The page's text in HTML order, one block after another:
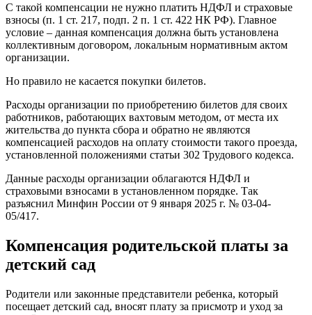
С такой компенсации не нужно платить НДФЛ и страховые
взносы (п. 1 ст. 217, подп. 2 п. 1 ст. 422 НК РФ). Главное
условие – данная компенсация должна быть установлена
коллективным договором, локальным нормативным актом
организации.
Но правило не касается покупки билетов.
Расходы организации по приобретению билетов для своих
работников, работающих вахтовым методом, от места их
жительства до пункта сбора и обратно не являются
компенсацией расходов на оплату стоимости такого проезда,
установленной положениями статьи 302 Трудового кодекса.
Данные расходы организации облагаются НДФЛ и
страховыми взносами в установленном порядке. Так
разъяснил Минфин России от 9 января 2025 г. № 03-04-
05/417.
Компенсация родительской платы за
детский сад
Родители или законные представители ребенка, который
посещает детский сад, вносят плату за присмотр и уход за